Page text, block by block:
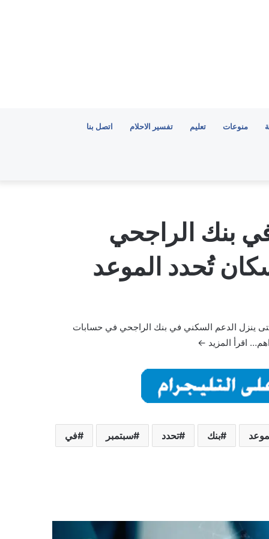
منوعات تعليم تفسير الاحلام اتصل بنا
بنك الراجحي
ينزل الدعم السكني في بنك الراجحي في حسابات
اقرأ المزيد ←
بنك تحدد سبتمبر في